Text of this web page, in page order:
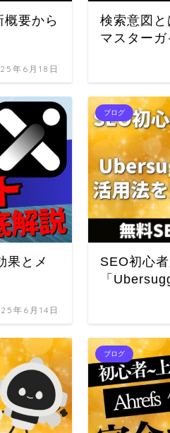
要から
年6月18日
検索意図
マスターガ
果とメ
年6月14日
ブログ
SEO初心
「
ブログ